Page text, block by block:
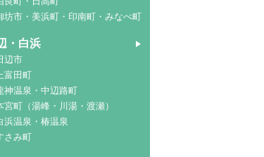
坊市・美浜町・印南町・みなべ町
・白浜
辺市
富田町
神温泉・中辺路町
宮町（湯峰・川湯・渡瀬）
浜温泉・椿温泉
さみ町